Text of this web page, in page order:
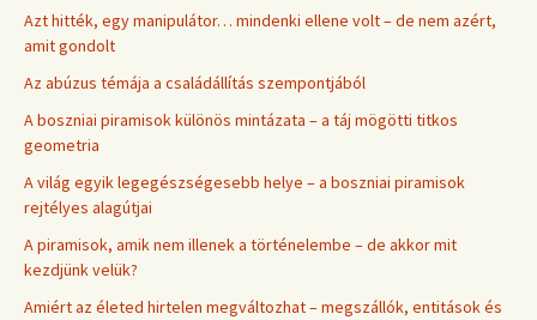
Azt hitték, egy manipulátor… mindenki ellene volt – de nem azért,
amit gondolt
Az abúzus témája a családállítás szempontjából
A boszniai piramisok különös mintázata – a táj mögötti titkos
geometria
A világ egyik legegészségesebb helye – a boszniai piramisok
rejtélyes alagútjai
A piramisok, amik nem illenek a történelembe – de akkor mit
kezdjünk velük?
Amiért az életed hirtelen megváltozhat – megszállók, entitások és